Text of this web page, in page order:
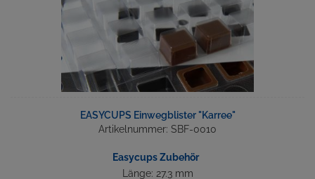
EASYCUPS Einwegblister "Karree"
Artikelnummer: SBF-0010
Easycups Zubehör
Länge: 27.3 mm